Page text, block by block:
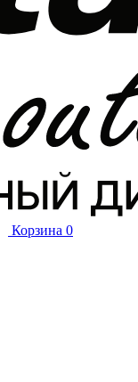
Корзина 0